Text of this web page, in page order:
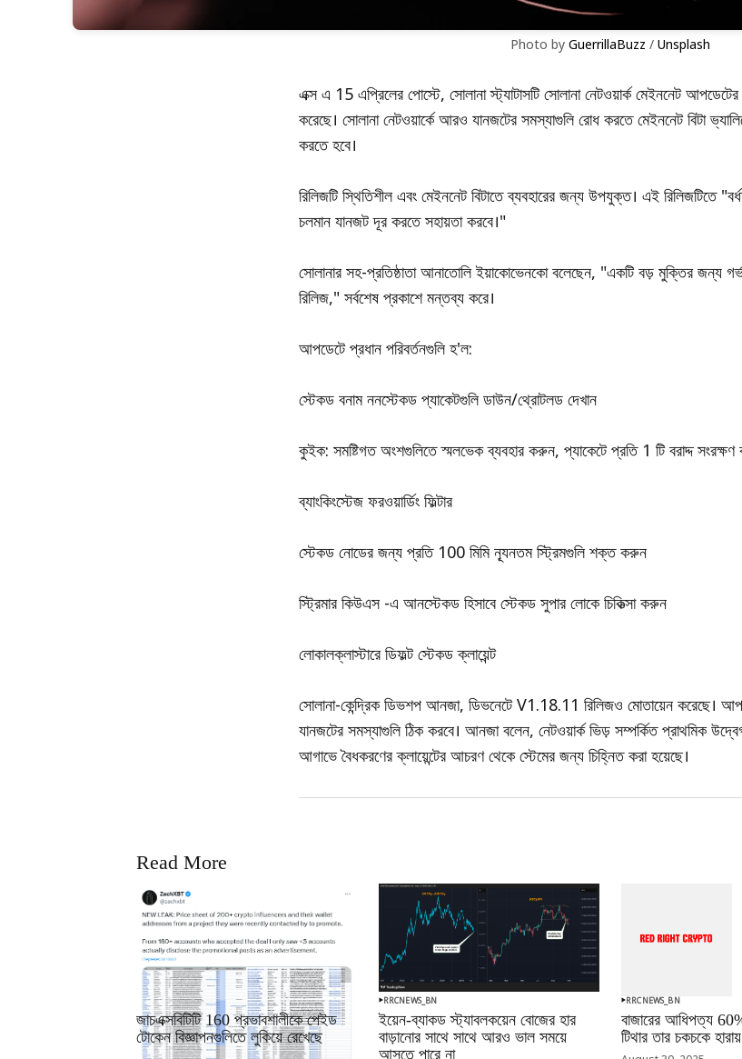
Photo by GuerrillaBuzz / Unsplash
এক্স এ 15 এপ্রিলের পোস্টে, সোলানা স্ট্যাটাসটি সোলানা নেটওয়ার্ক মেইননেট
করেছে। সোলানা নেটওয়ার্কে আরও যানজটের সমস্যাগুলি রোধ করতে মেইননেট বিটা
করতে হবে।
রিলিজটি স্থিতিশীল এবং মেইননেট বিটাতে ব্যবহারের জন্য উপযুক্ত। এই রিলিজটিতে
চলমান যানজট দূর করতে সহায়তা করবে।"
সোলানার সহ-প্রতিষ্ঠাতা আনাতোলি ইয়াকোভেনকো বলেছেন, "একটি বড় মুক্তির জন্য
রিলিজ," সর্বশেষ প্রকাশে মন্তব্য করে।
আপডেটে প্রধান পরিবর্তনগুলি হ'ল:
স্টেকড বনাম ননস্টেকড প্যাকেটগুলি ডাউন/থ্রোটলড দেখান
কুইক: সমষ্টিগত অংশগুলিতে স্মলভেক ব্যবহার করুন, প্যাকেটে প্রতি 1 টি বরাদ্দ
ব্যাংকিংস্টেজ ফরওয়ার্ডিং ফিল্টার
স্টেকড নোডের জন্য প্রতি 100 মিমি ন্যূনতম স্ট্রিমগুলি শক্ত করুন
স্ট্রিমার কিউএস -এ আনস্টেকড হিসাবে স্টেকড সুপার লোকে চিকিত্সা করুন
লোকালক্লাস্টারে ডিফল্ট স্টেকড ক্লায়েন্ট
সোলানা-কেন্দ্রিক ডিভশপ আনজা, ডিভনেটে V1.18.11 রিলিজও মোতায়েন করেছে।
যানজটের সমস্যাগুলি ঠিক করবে। আনজা বলেন, নেটওয়ার্ক ভিড় সম্পর্কিত প্রাথমিক
আগাভে বৈধকরণের ক্লায়েন্টের আচরণ থেকে স্টেমের জন্য চিহ্নিত করা হয়েছে।
Read More
RRCNEWS_BN
জাচএক্সবিটিটি 160 প্রভাবশালীকে পেইড
টোকেন বিজ্ঞাপনগুলিতে লুকিয়ে রেখেছে
RRCNEWS_BN
ইয়েন-ব্যাকড স্ট্যাবলকয়েন বোজের হার
বাড়ানোর সাথে সাথে আরও ভাল সময়ে
আসতে পারে না
RRCNEWS_BN
বাজারের আধিপত্য
টিথার তার চকচকে হারায়